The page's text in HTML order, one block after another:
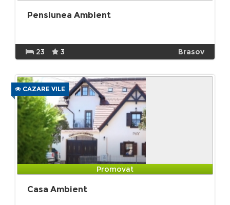
Pensiunea Ambient
23 3 Brasov
CAZARE VILE
Promovat
Casa Ambient